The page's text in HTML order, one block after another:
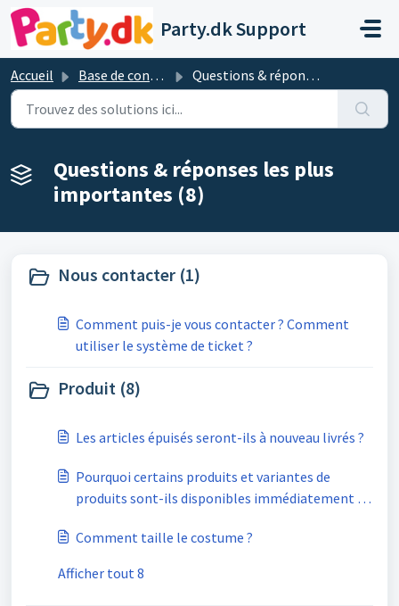
Passer au contenu principal
Party.dk Support
Accueil Base de connaissances Questions & réponses les plus importantes
Questions & réponses les plus
importantes (8)
Nous contacter (1)
Comment puis-je vous contacter ? Comment
utiliser le système de ticket ?
Produit (8)
Les articles épuisés seront-ils à nouveau livrés ?
Pourquoi certains produits et variantes de
produits sont-ils disponibles immédiatement et
Comment taille le costume ?
Afficher tout 8